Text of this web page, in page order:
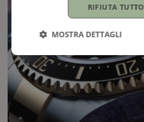
RIFIUTA TUTTO
MOSTRA DETTAGLI